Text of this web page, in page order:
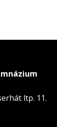
ltp. 11.